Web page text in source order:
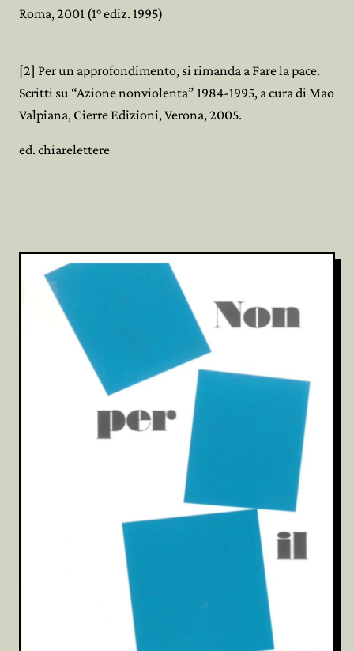
Roma, 2001 (1° ediz. 1995)
[2] Per un approfondimento, si rimanda a Fare la pace.
Scritti su “Azione nonviolenta” 1984-1995, a cura di Mao
Valpiana, Cierre Edizioni, Verona, 2005.
ed. chiarelettere